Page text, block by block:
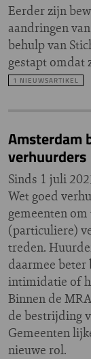
Eerder zijn
aandringen
behulp van
gestapt omdat
1 NIEUWSARTIKEL
Amsterdam
verhuurders
Sinds 1 juli
Wet goed
gemeenten
(particuliere)
treden.
daarmee
intimidatie of
Binnen de
de bestrijding
Gemeenten
nieuwe rol.